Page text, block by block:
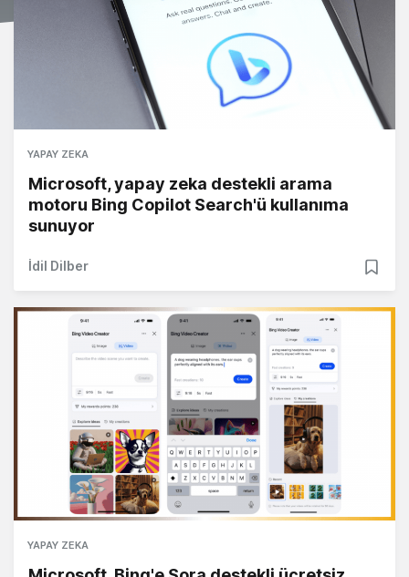
YAPAY ZEKA
Microsoft, yapay zeka destekli arama
motoru Bing Copilot Search'ü kullanıma
sunuyor
İdil Dilber
YAPAY ZEKA